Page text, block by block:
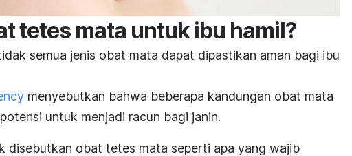
tetes mata untuk ibu hamil?
semua jenis obat mata dapat dipastikan aman bagi ibu
menyebutkan bahwa beberapa kandungan obat mata
untuk menjadi racun bagi janin.
disebutkan obat tetes mata seperti apa yang wajib